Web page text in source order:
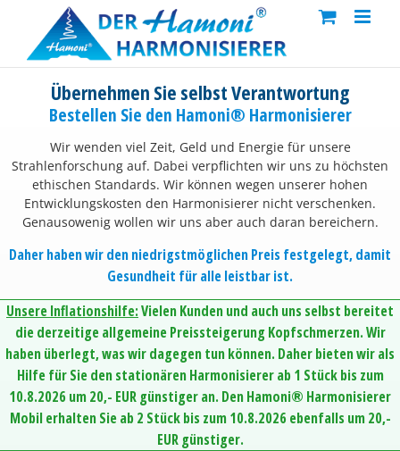
content
Übernehmen Sie selbst Verantwortung
Bestellen Sie den Hamoni® Harmonisierer
Wir wenden viel Zeit, Geld und Energie für unsere
Strahlenforschung auf. Dabei verpflichten wir uns zu höchsten
ethischen Standards. Wir können wegen unserer hohen
Entwicklungskosten den Harmonisierer nicht verschenken.
Genausowenig wollen wir uns aber auch daran bereichern.
Daher haben wir den niedrigstmöglichen Preis festgelegt, damit
Gesundheit für alle leistbar ist.
Unsere Inflationshilfe:Vielen Kunden und auch uns selbst bereitet
die derzeitige allgemeine Preissteigerung Kopfschmerzen. Wir
haben überlegt, was wir dagegen tun können. Daher bieten wir als
Hilfe für Sie den stationären Harmonisierer ab 1 Stück bis zum
10.8.2026 um 20,- EUR günstiger an. Den Hamoni® Harmonisierer
Mobil erhalten Sie ab 2 Stück bis zum 10.8.2026 ebenfalls um 20,-
EUR günstiger.